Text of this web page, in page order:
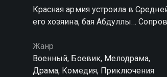
Красная армия устроила в
его хозяина, бая Абдуллы…
Жанр
Военный, Боевик, Мелодрама,
Драма, Комедия, Приключения